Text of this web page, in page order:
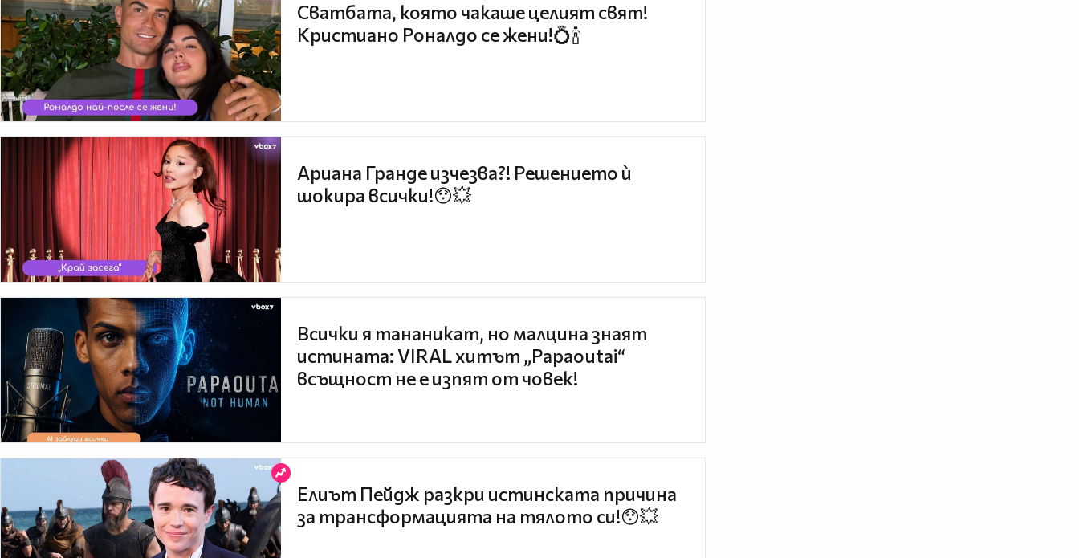
Сватбата, която чакаше целият свят!
Кристиано Роналдо се жени!💍🍾
Ариана Гранде изчезва?! Решението ѝ
шокира всички!😯💥
Всички я тананикат, но малцина знаят
истината: VIRAL хитът „Papaoutai“
всъщност не е изпят от човек!
Елиът Пейдж разкри истинската причина
за трансформацията на тялото си!😯💥